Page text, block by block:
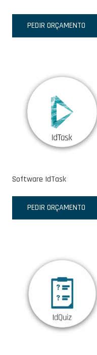
PEDIR ORÇAMENTO
Software IdTask
PEDIR ORÇAMENTO